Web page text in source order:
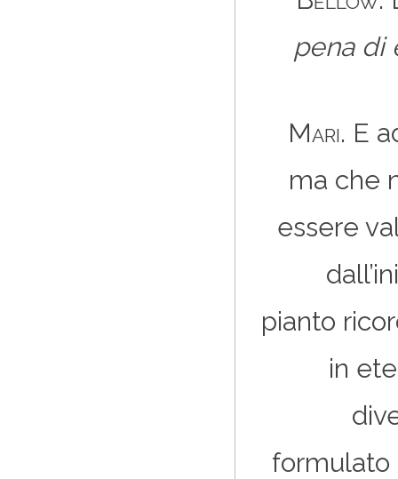
pena di
Mari. E
ma che
essere
pianto
in
formulato